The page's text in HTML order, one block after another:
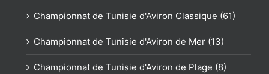
Championnat de Tunisie d'Aviron Classique (61)
Championnat de Tunisie d'Aviron de Mer (13)
Championnat de Tunisie d'Aviron de Plage (8)